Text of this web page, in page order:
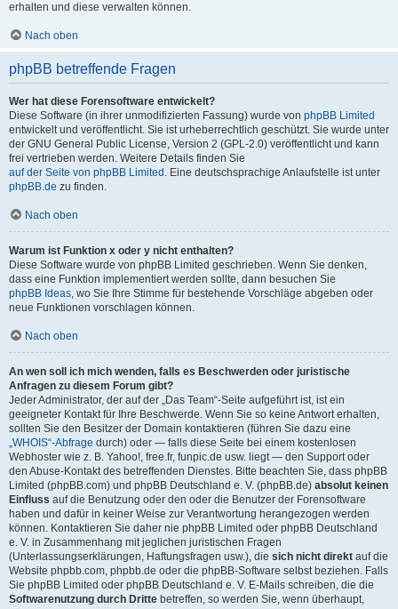
erhalten und diese verwalten können.
Nach oben
phpBB betreffende Fragen
Wer hat diese Forensoftware entwickelt?
Diese Software (in ihrer unmodifizierten Fassung) wurde von phpBB Limited
entwickelt und veröffentlicht. Sie ist urheberrechtlich geschützt. Sie wurde unter
der GNU General Public License, Version 2 (GPL-2.0) veröffentlicht und kann
frei vertrieben werden. Weitere Details finden Sie
auf der Seite von phpBB Limited . Eine deutschsprachige Anlaufstelle ist unter
phpBB.de zu finden.
Nach oben
Warum ist Funktion x oder y nicht enthalten?
Diese Software wurde von phpBB Limited geschrieben. Wenn Sie denken,
dass eine Funktion implementiert werden sollte, dann besuchen Sie
phpBB Ideas, wo Sie Ihre Stimme für bestehende Vorschläge abgeben oder
neue Funktionen vorschlagen können.
Nach oben
An wen soll ich mich wenden, falls es Beschwerden oder juristische
Anfragen zu diesem Forum gibt?
Jeder Administrator, der auf der „Das Team“-Seite aufgeführt ist, ist ein
geeigneter Kontakt für Ihre Beschwerde. Wenn Sie so keine Antwort erhalten,
sollten Sie den Besitzer der Domain kontaktieren (führen Sie dazu eine
„WHOIS“-Abfrage durch) oder — falls diese Seite bei einem kostenlosen
Webhoster wie z. B. Yahoo!, free.fr, funpic.de usw. liegt — den Support oder
den Abuse-Kontakt des betreffenden Dienstes. Bitte beachten Sie, dass phpBB
Limited (phpBB.com) und phpBB Deutschland e. V. (phpBB.de) absolut keinen
Einfluss auf die Benutzung oder den oder die Benutzer der Forensoftware
haben und dafür in keiner Weise zur Verantwortung herangezogen werden
können. Kontaktieren Sie daher nie phpBB Limited oder phpBB Deutschland
e. V. in Zusammenhang mit jeglichen juristischen Fragen
(Unterlassungserklärungen, Haftungsfragen usw.), die sich nicht direkt auf die
Website phpbb.com, phpbb.de oder die phpBB-Software selbst beziehen. Falls
Sie phpBB Limited oder phpBB Deutschland e. V. E-Mails schreiben, die die
Softwarenutzung durch Dritte betreffen, so werden Sie, wenn überhaupt,